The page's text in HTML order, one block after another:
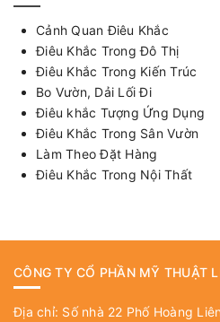
Cảnh Quan Điêu Khắc
Điêu Khắc Trong Đô Thị
Điêu Khắc Trong Kiến Trúc
Bo Vườn, Dải Lối Đi
Điêu khắc Tượng Ứng Dụng
Điêu Khắc Trong Sân Vườn
Làm Theo Đặt Hàng
Điêu Khắc Trong Nội Thất
CÔNG TY CỔ PHẦN MỸ THUẬT
Địa chỉ: Số nhà 22 Phố Hoàng